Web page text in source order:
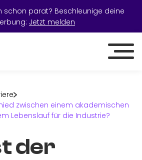
schon parat? Beschleunige deine
Jetzt melden
zwischen einem akademischen
Lebenslauf für die Industrie?
der